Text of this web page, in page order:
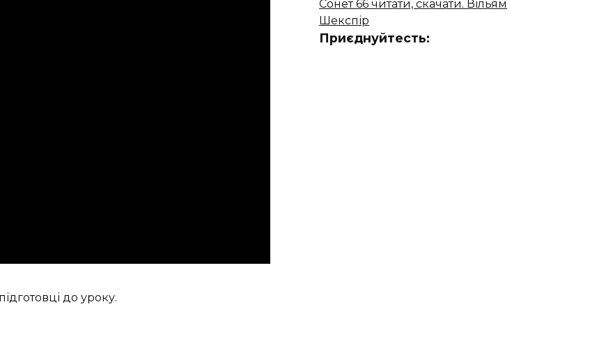
до уроку.
Сонет 66 читати, скачати. Вільям
Шекспір
Приєднуйтесть: